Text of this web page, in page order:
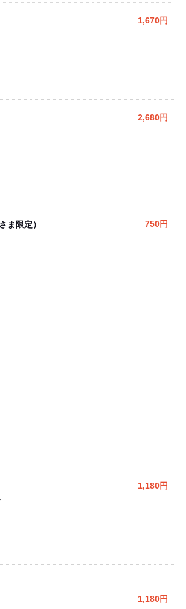
1,670円
2,680円
ま限定） 750円
1,180円
1,180円